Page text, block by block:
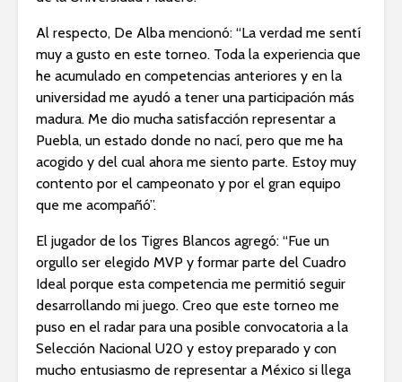
Al respecto, De Alba mencionó: “La verdad me sentí
muy a gusto en este torneo. Toda la experiencia que
he acumulado en competencias anteriores y en la
universidad me ayudó a tener una participación más
madura. Me dio mucha satisfacción representar a
Puebla, un estado donde no nací, pero que me ha
acogido y del cual ahora me siento parte. Estoy muy
contento por el campeonato y por el gran equipo
que me acompañó”.
El jugador de los Tigres Blancos agregó: “Fue un
orgullo ser elegido MVP y formar parte del Cuadro
Ideal porque esta competencia me permitió seguir
desarrollando mi juego. Creo que este torneo me
puso en el radar para una posible convocatoria a la
Selección Nacional U20 y estoy preparado y con
mucho entusiasmo de representar a México si llega